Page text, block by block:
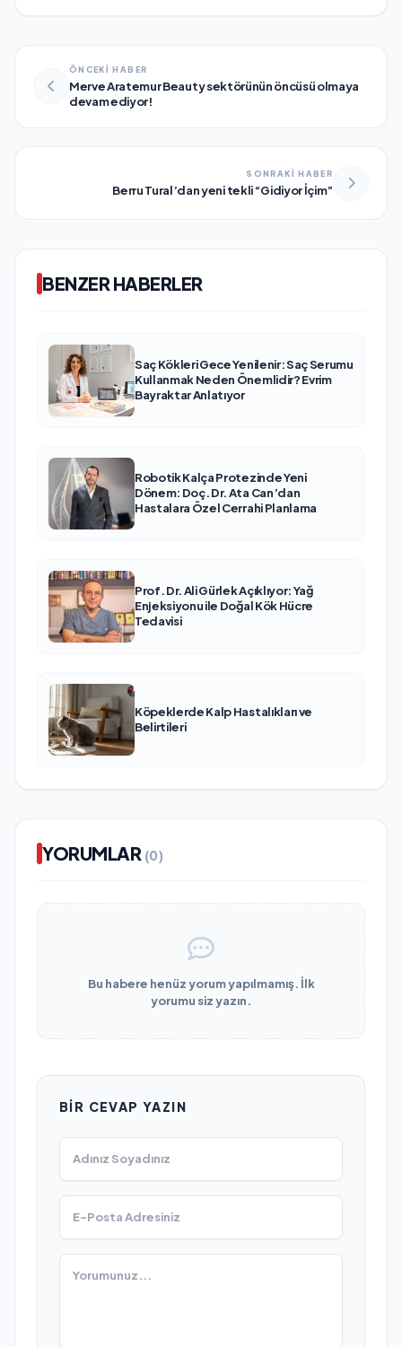
ÖNCEKİ HABER
Merve Aratemur Beauty sektörünün öncüsü olmaya
devam ediyor!
SONRAKİ HABER
Berru Tural’dan yeni tekli “Gidiyor İçim”
BENZER HABERLER
Saç Kökleri Gece Yenilenir: Saç Serumu
Kullanmak Neden Önemlidir? Evrim
Bayraktar Anlatıyor
Robotik Kalça Protezinde Yeni
Dönem: Doç. Dr. Ata Can’dan
Hastalara Özel Cerrahi Planlama
Prof. Dr. Ali Gürlek Açıklıyor: Yağ
Enjeksiyonu ile Doğal Kök Hücre
Tedavisi
Köpeklerde Kalp Hastalıkları ve
Belirtileri
YORUMLAR (0)
Bu habere henüz yorum yapılmamış. İlk
yorumu siz yazın.
BIR CEVAP YAZIN